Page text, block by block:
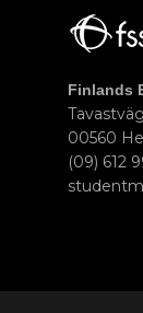
Finlands
00560
(09) 612